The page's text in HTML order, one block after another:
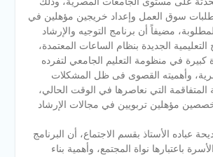
سوق العمل وإعداد خريجين مؤهلين في
مضيفاً أن برنامج التوجيه والإرشاد
الجديدة بنظام الساعات المعتمدة،
في منظومة التعليم الجامعي لتفرده
وأهميته القصوى فى ظل المشكلات
المتفاقمة التي نعاصرها في الوقت الحالي،
مؤهلين تربويين في مجالات الإرشاد
عباده الأستاذ بقسم الاجتماع، أن البرنامج
باعتبارها نواة المجتمع، وأهمية بناء